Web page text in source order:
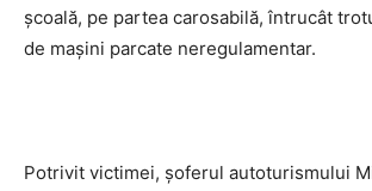
şcoală, pe partea carosabilă, întrucât
de maşini parcate neregulamentar.
Potrivit victimei, şoferul autoturismului